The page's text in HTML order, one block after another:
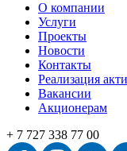
О компании
Услуги
Проекты
Новости
Контакты
Реализация
Вакансии
Акционерам
+ 7 727 338 77 00